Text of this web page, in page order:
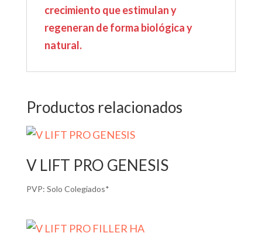
crecimiento que estimulan y
regeneran de forma biológica y
natural.
Productos relacionados
V LIFT PRO GENESIS
PVP: Solo Colegiados*